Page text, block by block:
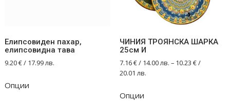
Елипсовиден пахар,
елипсовидна тава
9.20€/ 17.99 лв.
Опции
ЧИНИЯ ТРОЯНСКА ШАРКА
25см И
7.16€/ 14.00 лв. – 10.23 €/
20.01 лв.
Опцииproduct